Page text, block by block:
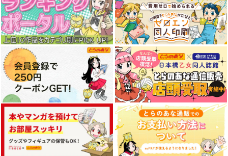
1,300円（税込）
オリジナル
サンプル
カート